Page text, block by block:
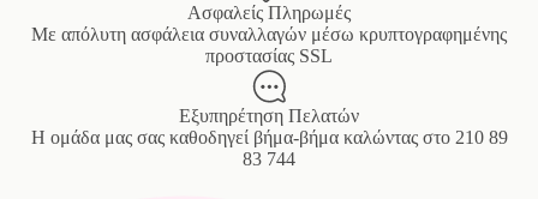
Ασφαλείς Πληρωμές
Mε απόλυτη ασφάλεια συναλλαγών μέσω κρυπτογραφημένης
προστασίας SSL
Εξυπηρέτηση Πελατών
Η ομάδα μας σας καθοδηγεί βήμα-βήμα καλώντας στο 210 89
83 744